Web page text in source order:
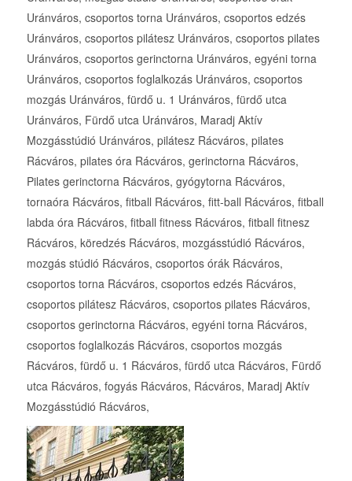
Uránváros, csoportos torna Uránváros, csoportos edzés
Uránváros, csoportos pilátesz Uránváros, csoportos pilates
Uránváros, csoportos gerinctorna Uránváros, egyéni torna
Uránváros, csoportos foglalkozás Uránváros, csoportos
mozgás Uránváros, fürdő u. 1 Uránváros, fürdő utca
Uránváros, Fürdő utca Uránváros, Maradj Aktív
Mozgásstúdió Uránváros, pilátesz Rácváros, pilates
Rácváros, pilates óra Rácváros, gerinctorna Rácváros,
Pilates gerinctorna Rácváros, gyógytorna Rácváros,
tornaóra Rácváros, fitball Rácváros, fitt-ball Rácváros, fitball
labda óra Rácváros, fitball fitness Rácváros, fitball fitnesz
Rácváros, köredzés Rácváros, mozgásstúdió Rácváros,
mozgás stúdió Rácváros, csoportos órák Rácváros,
csoportos torna Rácváros, csoportos edzés Rácváros,
csoportos pilátesz Rácváros, csoportos pilates Rácváros,
csoportos gerinctorna Rácváros, egyéni torna Rácváros,
csoportos foglalkozás Rácváros, csoportos mozgás
Rácváros, fürdő u. 1 Rácváros, fürdő utca Rácváros, Fürdő
utca Rácváros, fogyás Rácváros, Rácváros, Maradj Aktív
Mozgásstúdió Rácváros,